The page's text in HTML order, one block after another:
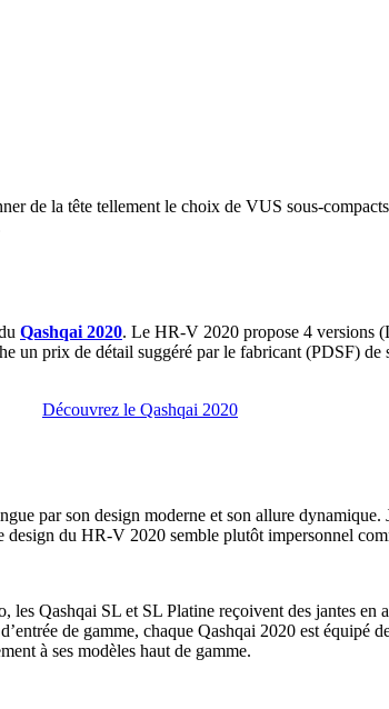
de la tête tellement le choix de VUS sous-
Qashqai 2020. Le HR-V 2020 propose 4 versions
un prix de détail suggéré par le fabricant (PDSF)
Découvrez le Qashqai 2020
par son design moderne et son allure
du HR-V 2020 semble plutôt impersonnel
Qashqai SL et SL Platine reçoivent des jantes
de gamme, chaque Qashqai 2020 est équipé
à ses modèles haut de gamme.